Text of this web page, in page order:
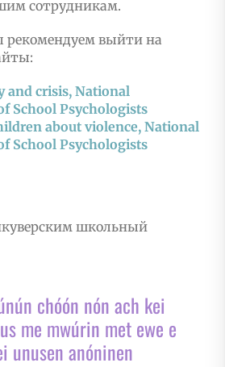
сотрудникам.
рекомендуем выйти на
and crisis, National
School Psychologists
about violence, National
School Psychologists
школьный
chóón nón ach kei
me mwúrin met ewe e
unusen anóninen